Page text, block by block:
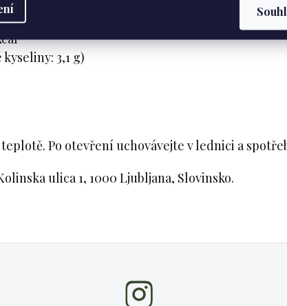
3,1 g)
Po otevření uchovávejte v lednici a
ulica 1, 1000 Ljubljana, Slovinsko.